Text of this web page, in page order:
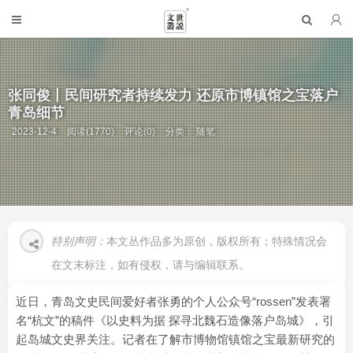
张同俊丨民间研究者持续发力 还原市博镇馆之宝落户
青岛细节
2023-12-4 阅读(1770) 评论(0) 分类：随笔
特别声明： 本文丛作品多为原创，版权所有；特殊情况会
在文末标注，如有侵权，请与编辑联系。
近日，青岛文史民间爱好者张勇的个人公众号“rossen”发表署
名“杭文”的稿件《以史料为据 探寻北魏石造像落户岛城》，引
起岛城文史界关注。记者在了解市博物馆镇馆之宝最新研究的